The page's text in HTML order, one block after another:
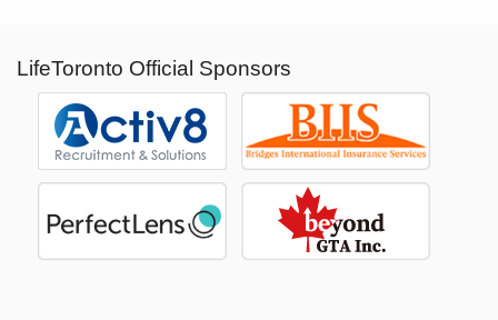
LifeToronto Official Sponsors